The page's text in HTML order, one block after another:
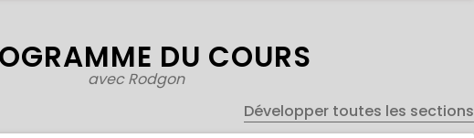
DU COURS
avec Rodgon
Développer toutes les sections